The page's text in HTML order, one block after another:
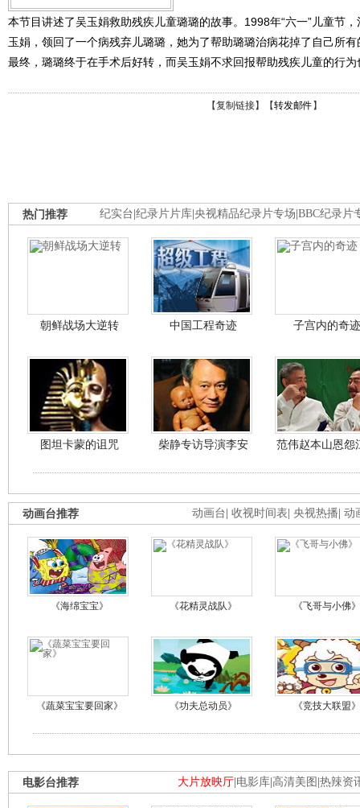
本节目讲述了吴玉娟救助残疾儿童璐璐的故事。1998年“六一”儿童节
玉娟，领回了一个病残弃儿璐璐，她为了帮助璐璐治病花掉了自己所
最终，璐璐终于在手术后好转，而吴玉娟不求回报帮助残疾儿童的行
【复制链接】【转发邮件 】
纪实台 纪录片片库 央视精品纪录片专场 BBC纪录片
热门推荐
朝鲜战场大逆转 中国工程奇迹 子宫内的奇迹
图坦卡蒙的诅咒 柴静专访导演李安 范伟赵本山恩怨
动画台 收视时间表 央视热播 动
动画台推荐
《海绵宝宝》 《花精灵战队》 《飞哥与小佛》
《蔬菜宝宝要回家》 《功夫总动员》 《竞技大联盟》
大片放映厅 电影库 高清美图 热辣资
电影台推荐